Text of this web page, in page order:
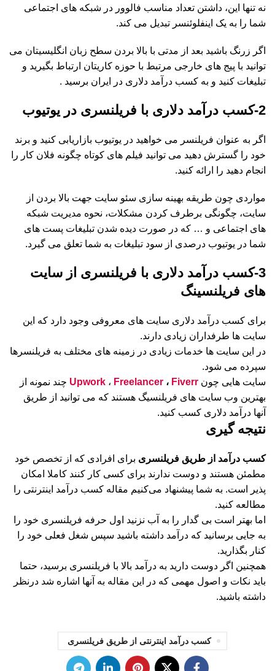
نه تنها این، داشتن تعداد مناسب فالوور در شبکه های اجتماعی
شما را به یک اینفلوئنسر تبدیل می کند.
اگر زرنگ باشید بعد از مدتی با بالا بردن سطح زبان انگلیسیتان می
توانید با پیج های خارجی مرتبط با حوزه کاریتان ارتباط بگیرید و
تبلیغات کنید و به کسب درآمد دلاری در ایران برسید .
2- کسب درآمد دلاری با فریلنسری در یوتیوب
اگر به عنوان فریلنسر می خواهید در یوتیوب بازاریابی کنید و برند
خود را گسترش دهید می توانید فیلم های کوتاه چگونه فلان کار را
انجام دهید را ارائه کنید.
مواردی چون طریقه بهینه سازی سئو سایت جهت بالا بردن از
سایت، چگونگی برطرف کردن مشکلات، نحوه مدیریت شبکه
های اجتماعی و … که در صورت دیده شدن تبلیغات پست های
شما در یوتیوب درصدی از سود تبلیغات به شما تعلق می گیرد.
3- کسب درآمد دلاری با فریلنسری از سایت
های فریلنسینگ
برای کسب درآمد دلاری سایت های معروفی وجود دارد که این
سایت ها طرفداران زیادی دارند.
در این سایت ها خدمات زیادی در زمینه های مختلف به فریلنسرها
سپرده می شود.
سایت هایی چون
Upwork ، Freelancer ، Fiverr
چند نمونه از
بهترین وب سایت های فریلنسیگ هستند که می توانید از طریق
آنها درآمد دلاری کسب کنید.
نتیجه گیری
کسب درآمد از طریق فریلنسری برای افرادی که از تخصص خود
مطمئن هستند و دوست ندارند برای کسی کار کنند کاملا امکان
پذیر است. به شما پیشنهاد می‌کنیم مقاله کسب درآمد اینترنتی را
مطالعه کنید.
اما بهتر است بی گدار را به آب نزنید اول حرفه فریلنسری خود را
به جایی برسانید که درآمد داشته باشید سپس شغل فعلی خود را
کنار بگذارید.
همچنین اگر دوست دارید به درآمد بالا با فریلنسری برسید، حتما
باید نکات و اصول مهمی که در این مقاله به آنها اشاره شد درنظر
داشته باشید.
کسب درآمد اینترنتی از طریق فریلنسری